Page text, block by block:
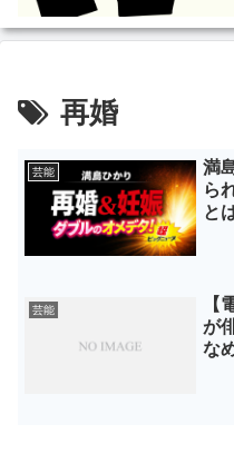
再婚
芸能
満
ら
と
芸能
【
が
な